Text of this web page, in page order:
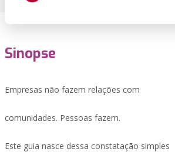
Sinopse
Empresas não fazem relações com
comunidades. Pessoas fazem.
Este guia nasce dessa constatação simples